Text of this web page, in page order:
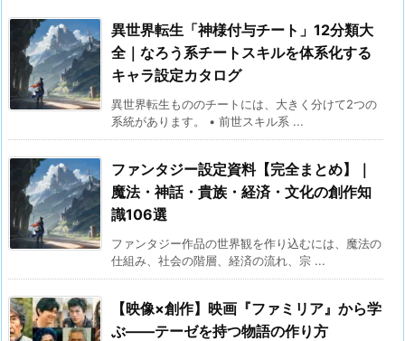
異世界転生「神様付与チート」12分類大
全｜なろう系チートスキルを体系化する
キャラ設定カタログ
異世界転生もののチートには、大きく分けて2つの
系統があります。 • 前世スキル系 ...
ファンタジー設定資料【完全まとめ】｜
魔法・神話・貴族・経済・文化の創作知
識106選
ファンタジー作品の世界観を作り込むには、魔法の
仕組み、社会の階層、経済の流れ、宗 ...
【映像×創作】映画『ファミリア』から学
ぶ——テーゼを持つ物語の作り方